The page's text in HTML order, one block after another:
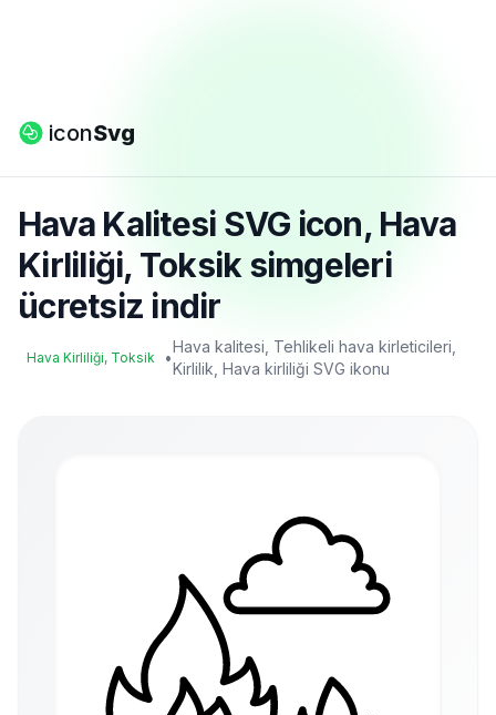
iconSvg
Hava Kalitesi SVG icon, Hava
Kirliliği, Toksik simgeleri
ücretsiz indir
Hava Kirliliği, Toksik •
Hava kalitesi, Tehlikeli hava kirleticileri,
Kirlilik, Hava kirliliği SVG ikonu